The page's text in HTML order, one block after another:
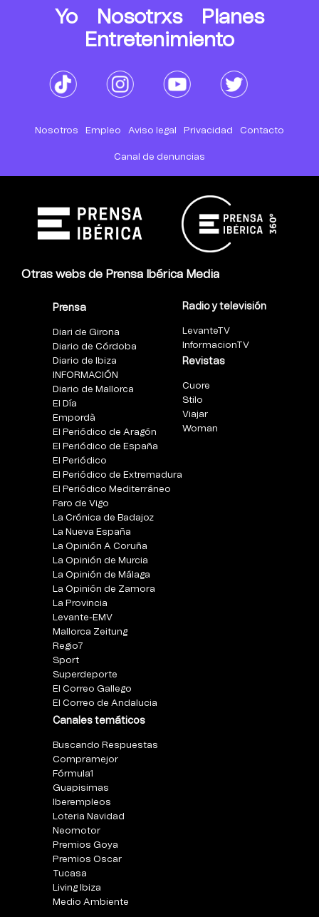
Yo Nosotrxs
Planes
Entretenimiento
Nosotros Empleo Aviso legal Privacidad Contacto
Canal de denuncias
Otras webs de Prensa Ibérica Media
Prensa
Diari de Girona
Diario de Córdoba
Diario de Ibiza
INFORMACIÓN
Diario de Mallorca
El Día
Empordà
El Periódico de Aragón
El Periódico de España
El Periódico
El Periódico de Extremadura
El Periódico Mediterráneo
Faro de Vigo
La Crónica de Badajoz
La Nueva España
La Opinión A Coruña
La Opinión de Murcia
La Opinión de Málaga
La Opinión de Zamora
La Provincia
Levante-EMV
Mallorca Zeitung
Regio7
Sport
Superdeporte
El Correo Gallego
El Correo de Andalucia
Canales temáticos
Buscando Respuestas
Compramejor
Fórmula1
Guapisimas
Iberempleos
Loteria Navidad
Neomotor
Premios Goya
Premios Oscar
Tucasa
Living Ibiza
Medio Ambiente
Radio y televisión
LevanteTV
InformacionTV
Revistas
Cuore
Stilo
Viajar
Woman